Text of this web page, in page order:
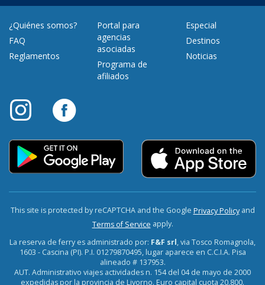
¿Quiénes somos?
FAQ
Reglamentos
Portal para
agencias
asociadas
Programa de
afiliados
Especial
Destinos
Noticias
This site is protected by reCAPTCHA and the Google Privacy Policyand
Terms of Service apply.
La reserva de ferry es administrado por: F&F srl, via Tosco Romagnola,
1603 - Cascina (PI). P.I. 01279870495, lugar aparece en C.C.I.A. Pisa
alineado # 137953.
AUT. Administrativo viajes actividades n. 154 del 04 de mayo de 2000
expedidas por la provincia de Livorno. Euro capital cuota 20.800.